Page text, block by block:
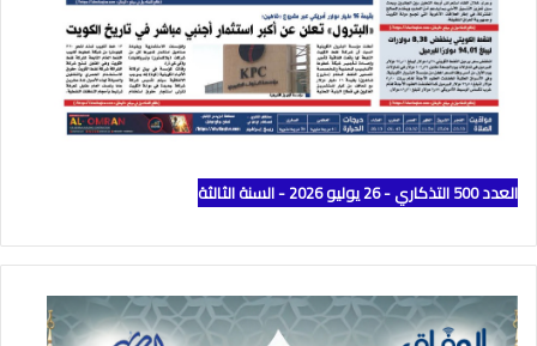
العدد 500 التذكاري - 26 يوليو 2026 - السنة الثالثة